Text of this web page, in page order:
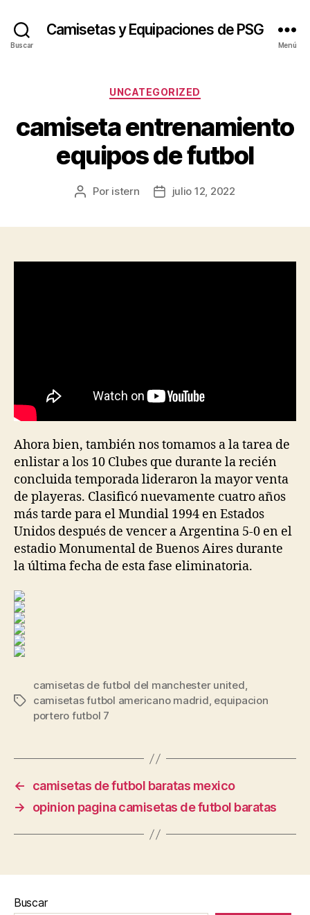
Buscar
Camisetas y Equipaciones de PSG
Menú
Categorías
UNCATEGORIZED
camiseta entrenamiento
equipos de futbol
Autor
Por istern
Fechajulio 12, 2022
Ahora bien, también nos tomamos a la tarea de
enlistar a los 10 Clubes que durante la recién
concluida temporada lideraron la mayor venta
de playeras. Clasificó nuevamente cuatro años
más tarde para el Mundial 1994 en Estados
Unidos después de vencer a Argentina 5-0 en el
estadio Monumental de Buenos Aires durante
la última fecha de esta fase eliminatoria.
Etiquetas
camisetas de futbol del manchester united,
camisetas futbol americano madrid, equipacion
portero futbol 7
←
camisetas de futbol baratas mexico
→
opinion pagina camisetas de futbol baratas
Buscar